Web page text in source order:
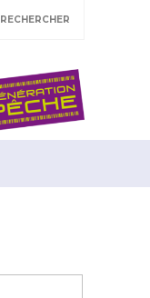
RECHERCHER